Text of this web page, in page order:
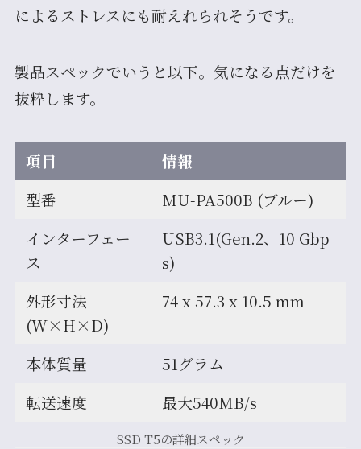
によるストレスにも耐えれられそうです。
製品スペックでいうと以下。気になる点だけを
抜粋します。
項目
情報
型番
MU-PA500B (ブルー)
インターフェー
ス
USB3.1(Gen.2、10 Gbp
s)
外形寸法
(W×H×D)
74 x 57.3 x 10.5 mm
本体質量
51グラム
転送速度
最大540MB/s
SSD T5の詳細スペック